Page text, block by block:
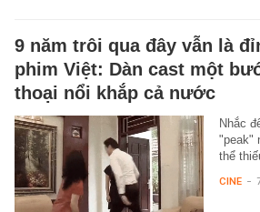
9 năm trôi qua đây vẫn là
phim Việt: Dàn cast một
thoại nổi khắp cả nước
Nhắc
"peak"
thể
CINE -